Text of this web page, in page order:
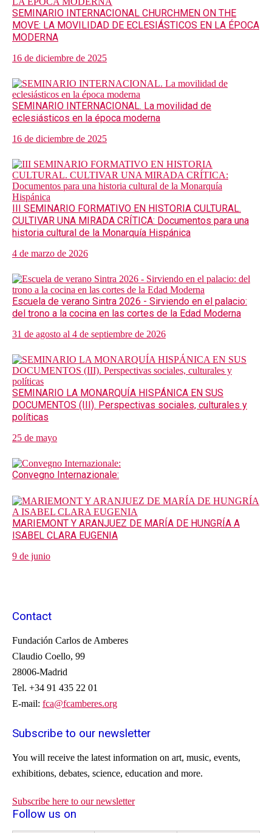
SEMINARIO INTERNACIONAL CHURCHMEN ON THE
MOVE: LA MOVILIDAD DE ECLESIÁSTICOS EN LA ÉPOCA
MODERNA
16 de diciembre de 2025
SEMINARIO INTERNACIONAL. La movilidad de
eclesiásticos en la época moderna
16 de diciembre de 2025
III SEMINARIO FORMATIVO EN HISTORIA CULTURAL.
CULTIVAR UNA MIRADA CRÍTICA: Documentos para una
historia cultural de la Monarquía Hispánica
4 de marzo de 2026
Escuela de verano Sintra 2026 - Sirviendo en el palacio:
del trono a la cocina en las cortes de la Edad Moderna
31 de agosto al 4 de septiembre de 2026
SEMINARIO LA MONARQUÍA HISPÁNICA EN SUS
DOCUMENTOS (III). Perspectivas sociales, culturales y
políticas
25 de mayo
Convegno Internazionale:
MARIEMONT Y ARANJUEZ DE MARÍA DE HUNGRÍA A
ISABEL CLARA EUGENIA
9 de junio
Contact
Fundación Carlos de Amberes
Claudio Coello, 99
28006-Madrid
Tel. +34 91 435 22 01
E-mail: fca@fcamberes.org
Subscribe to our newsletter
You will receive the latest information on art, music, events,
exhibitions, debates, science, education and more.
Subscribe here to our newsletter
Follow us on